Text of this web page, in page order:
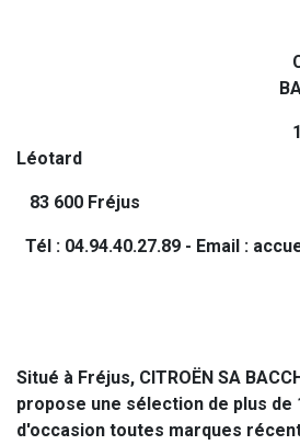
Léotard
83 600 Fréjus
Tél : 04.94.40.27.89 - Email :
Situé à Fréjus, CITROËN SA
propose une sélection de plus de
d'occasion toutes marques